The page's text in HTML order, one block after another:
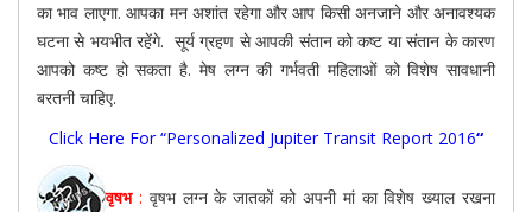
का भाव लाएगा. आपका मन अशांत रहेगा और आप किसी अनजाने और अनावश्यक
घटना से भयभीत रहेंगे. सूर्य ग्रहण से आपकी संतान को कष्ट या संतान के कारण
आपको कष्ट हो सकता है. मेष लग्न की गर्भवती महिलाओं को विशेष सावधानी
बरतनी चाहिए.
Click Here For “Personalized Jupiter Transit Report 2016“
वृषभ: वृषभ लग्न के जातकों को अपनी मां का विशेष ख्याल रखना